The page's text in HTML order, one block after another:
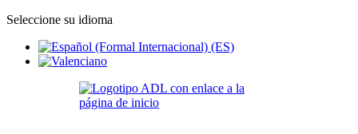
Seleccione su idioma